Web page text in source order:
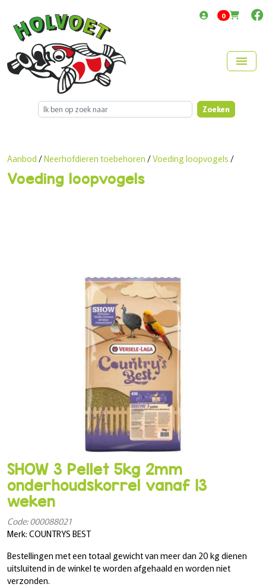
0items in cart
menu
Zoeken
Voeding loopvogels
Aanbod /Neerhofdieren toebehoren /Voeding loopvogels /
SHOW 3 Pellet 5kg 2mm
onderhoudskorrel vanaf 13
weken
Code: 000088021
Merk: COUNTRYS BEST
Bestellingen met een totaal gewicht van meer dan 20 kg dienen
uitsluitend in de winkel te worden afgehaald en worden niet
verzonden.